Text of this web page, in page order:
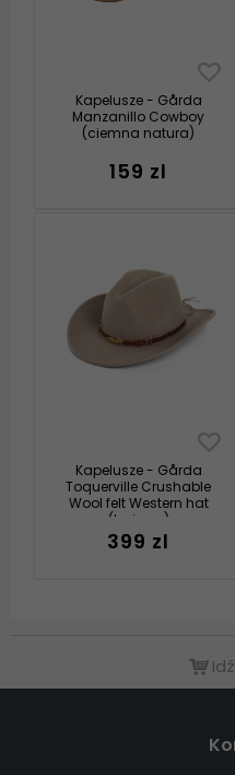
Kapelusze - Gårda
Manzanillo Cowboy
(ciemna natura)
159 zl
Kapelusze - Gårda
Toquerville Crushable
Wool felt Western hat
(beżowy)
399 zl